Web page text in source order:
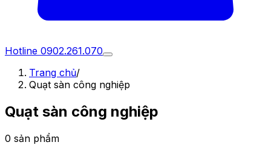
Hotline 0902.261.070
Trang chủ/
Quạt sàn công nghiệp
Quạt sàn công nghiệp
0 sản phẩm